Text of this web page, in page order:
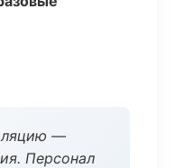
—
Персонал